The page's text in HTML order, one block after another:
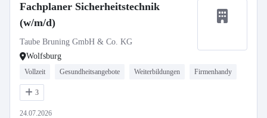
Fachplaner Sicherheitstechnik
(w/m/d)
Taube Bruning GmbH & Co. KG
Wolfsburg
Vollzeit Gesundheitsangebote Weiterbildungen Firmenhandy
3
24.07.2026